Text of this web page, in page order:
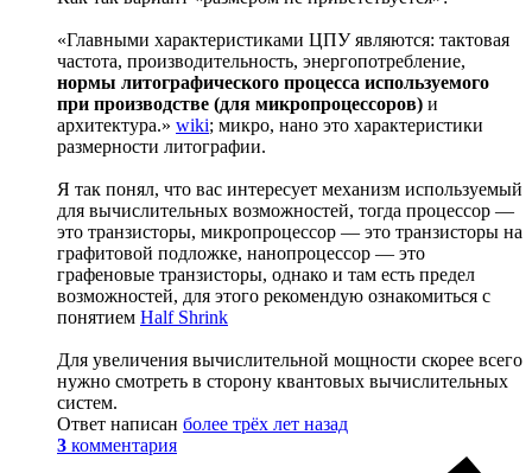
«Главными характеристиками ЦПУ являются: тактовая
частота, производительность, энергопотребление,
нормы литографического процесса используемого
при производстве (для микропроцессоров) и
архитектура.» wiki; микро, нано это характеристики
размерности литографии.
Я так понял, что вас интересует механизм используемый
для вычислительных возможностей, тогда процессор —
это транзисторы, микропроцессор — это транзисторы на
графитовой подложке, нанопроцессор — это
графеновые транзисторы, однако и там есть предел
возможностей, для этого рекомендую ознакомиться с
понятием Half Shrink
Для увеличения вычислительной мощности скорее всего
нужно смотреть в сторону квантовых вычислительных
систем.
Ответ написан более трёх лет назад
3 комментария